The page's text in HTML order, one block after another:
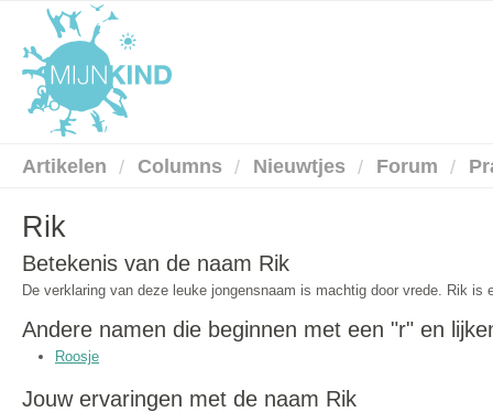
Artikelen Columns Nieuwtjes Forum
Rik
Betekenis van de naam Rik
De verklaring van deze leuke jongensnaam is machtig door vrede. Rik is
Andere namen die beginnen met een "r" en
Roosje
Jouw ervaringen met de naam Rik